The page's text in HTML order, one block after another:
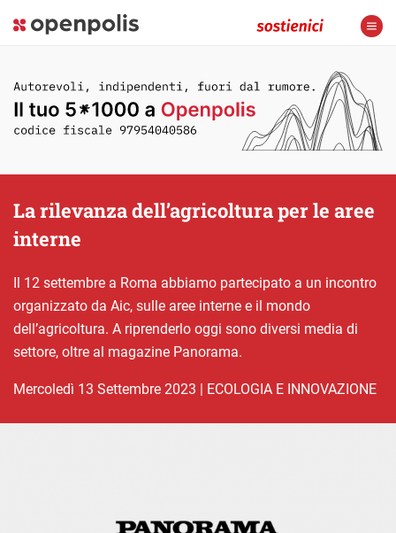
La rilevanza dell’agricoltura per le aree
interne
Il 12 settembre a Roma abbiamo partecipato a un incontro
organizzato da Aic, sulle aree interne e il mondo
dell’agricoltura. A riprenderlo oggi sono diversi media di
settore, oltre al magazine Panorama.
mercoledì 13 Settembre 2023 | ECOLOGIA E INNOVAZIONE